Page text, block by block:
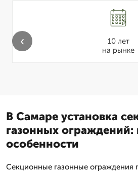
10 лет
на рынке
‹
В Самаре установка
газонных
особенности
Секционные газонные ограждения